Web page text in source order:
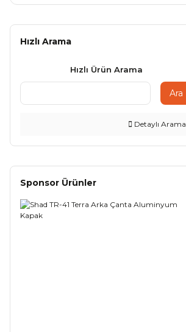
Hızlı Arama
Hızlı Ürün Arama
Ara
Detaylı Arama
Sponsor Ürünler